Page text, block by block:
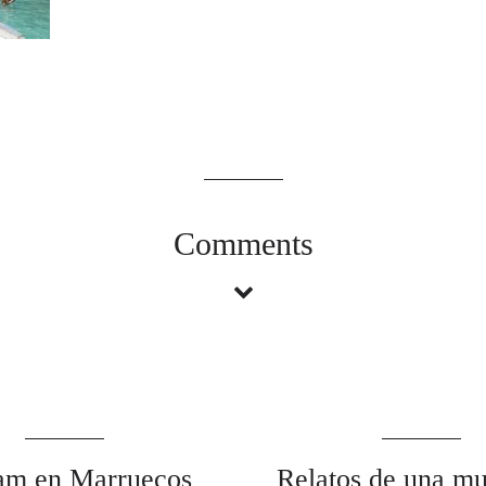
Comments
en Marruecos Relatos de una